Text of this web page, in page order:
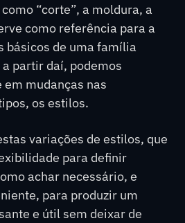
“corte”, a moldura, a
como referência para a
básicos de uma família
partir daí, podemos
mudanças nas
os estilos.
variações de estilos, que
para definir
achar necessário, e
para produzir um
e útil sem deixar de